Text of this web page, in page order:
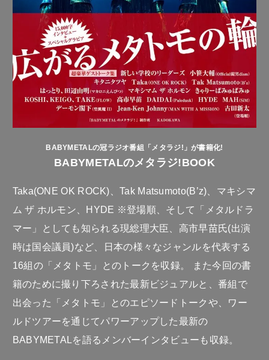
BABYMETALの冠ラジオ番組「メタラジ!」が書籍化!
BABYMETALのメタラジ!BOOK
Taka(ONE OK ROCK)、Tak Matsumoto(B’z)、マキシマ
ム ザ ホルモン、HYDE ※登場順、そして「メタルドラ
マー」としても知られる現総理大臣、高市早苗氏(出演
時は国会議員)など、日本の様々なジャンルを代表する
16組の「メタトモ」とのトークを収録。 また今回の書
籍のために撮り下ろされた最新ビジュアルと、番組で
出会った「メタトモ」とのエピソードトークや、ワー
ルドツアーを通じてパワーアップした最新の
BABYMETALを語るメンバーインタビューも収録。